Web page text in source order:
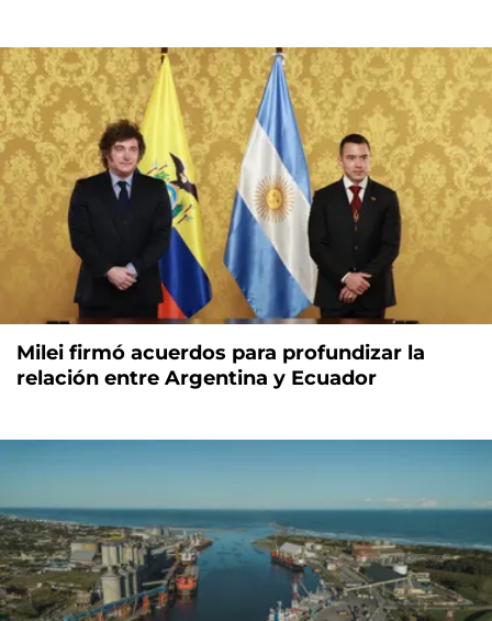
Milei firmó acuerdos para profundizar la
relación entre Argentina y Ecuador